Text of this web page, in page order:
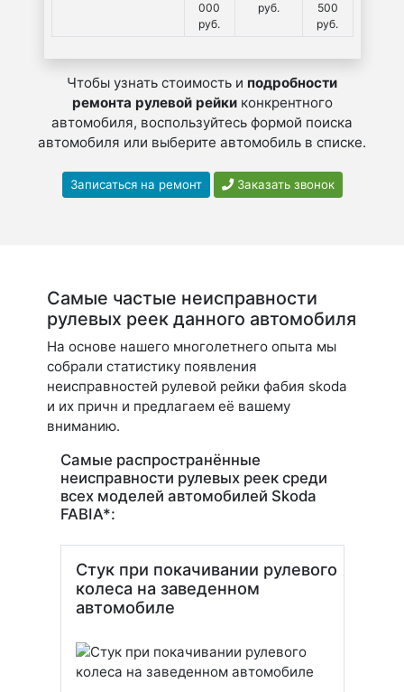
000
руб.
руб.
500
руб.
Чтобы узнать стоимость и подробности
ремонта рулевой рейкиконкрентного
автомобиля, воспользуйтесь формой поиска
автомобиля или выберите автомобиль в списке.
Записаться на ремонт Заказать звонок
Самые частые неисправности
рулевых реек данного автомобиля
На основе нашего многолетнего опыта мы
собрали статистику появления
неисправностей рулевой рейки фабия skoda
и их причн и предлагаем её вашему
вниманию.
Самые распространённые
неисправности рулевых реек среди
всех моделей автомобилей Skoda
FABIA*:
Стук при покачивании рулевого
колеса на заведенном
автомобиле